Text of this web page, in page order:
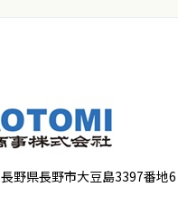
野県長野市大豆島3397番地6